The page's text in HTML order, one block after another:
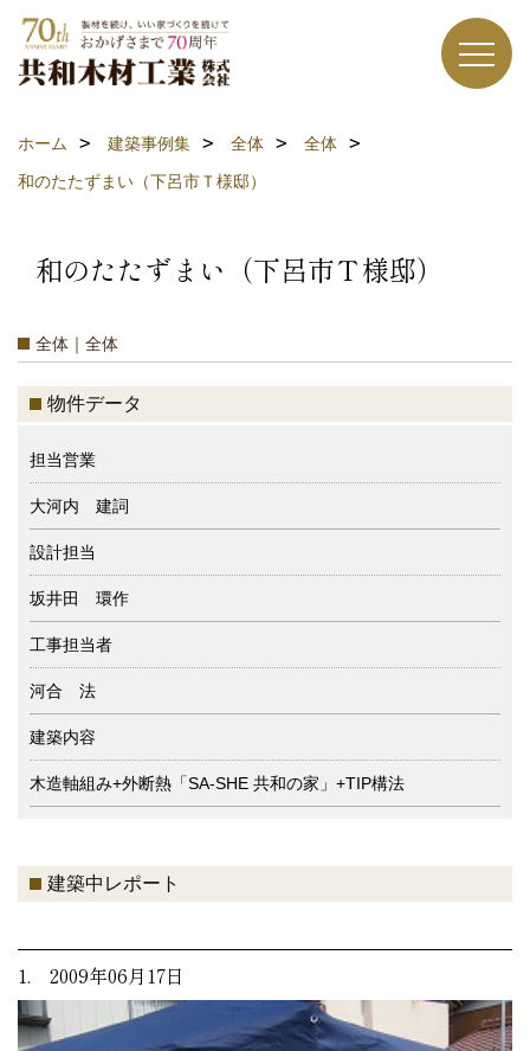
ホーム 建築事例集 全体
全体
和のたたずまい（下呂市Ｔ様邸）
和のたたずまい（下呂市Ｔ様邸）
全体｜全体
物件データ
担当営業
大河内 建詞
設計担当
坂井田 環作
工事担当者
河合 法
建築内容
木造軸組み+外断熱「SA-SHE 共和の家」+TIP構法
建築中レポート
1. 2009年06月17日